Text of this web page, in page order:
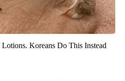
Koreans Do This Instead